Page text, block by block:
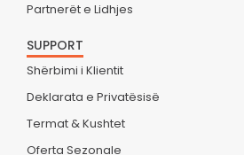
Partnerët e Lidhjes
SUPPORT
Shërbimi i Klientit
Deklarata e Privatësisë
Termat & Kushtet
Oferta Sezonale